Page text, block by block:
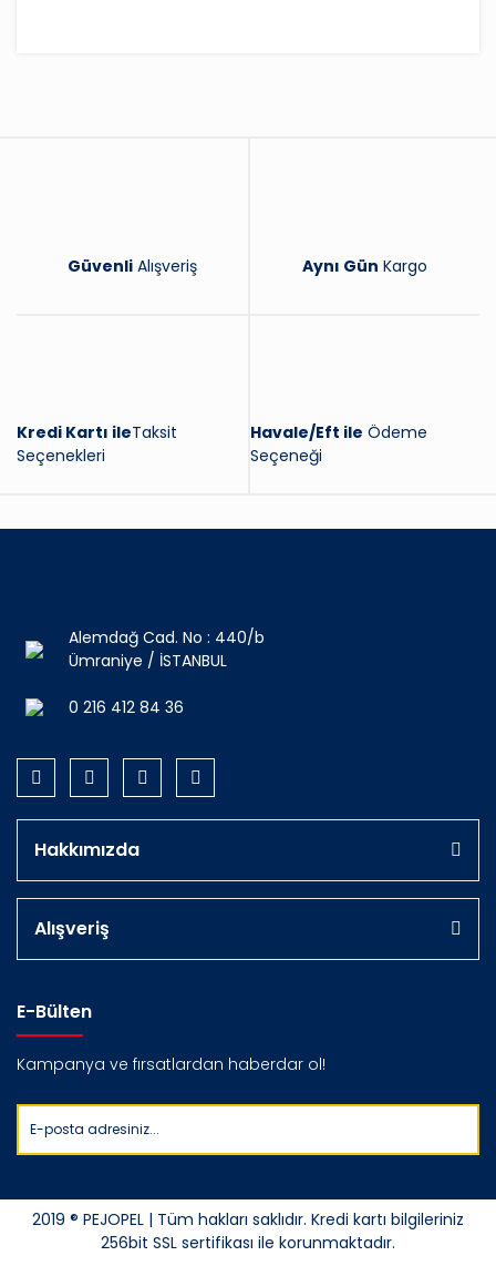
Güvenli Alışveriş Aynı Gün Kargo
Kredi Kartı ileTaksit
Seçenekleri
Havale/Eft ile Ödeme
Seçeneği
Alemdağ Cad. No : 440/b
Ümraniye / İSTANBUL
0 216 412 84 36
Hakkımızda
Alışveriş
E-Bülten
Kampanya ve fırsatlardan haberdar ol!
2019 ® PEJOPEL | Tüm hakları saklıdır. Kredi kartı bilgileriniz
256bit SSL sertifikası ile korunmaktadır.